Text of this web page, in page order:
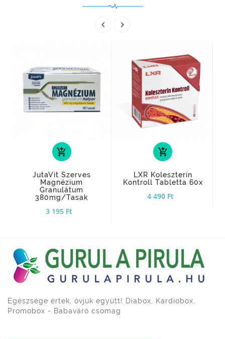
 
add_shopping_cart
JutaVit Szerves
Magnézium
Granulátum
380mg/tasak
3 195 Ft
add_shopping_cart
LXR Koleszterin
Kontroll Tabletta 60x
4 490 Ft
Egészsége értek, óvjuk együtt! Diabox, Kardiobox,
Promobox - Babaváró csomag